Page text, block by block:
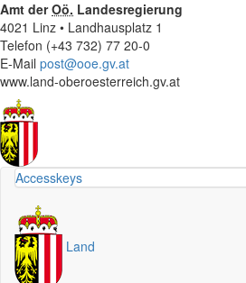
Amt derOö. Landesregierung
4021 Linz • Landhausplatz 1
Telefon (+43 732) 77 20-0
E-Mail post@ooe.gv.at
www.land-oberoesterreich.gv.at
Accesskeys
Land